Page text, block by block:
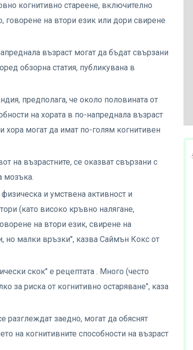
когнитивно стареене, включително
на втори език или дори свирене
възраст могат да бъдат свързани
обзорна статия, публикувана в
предполага, че около половината от
на хората в по-напреднала възраст
хора могат да имат по-голям когнитивен
на възрастните, се оказват свързани с
мозъка.
и умствена активност и
(като високо кръвно налягане,
на втори език, свирене на
но малки връзки", казва Саймън Кокс от
скок" е рецептата . Много (често
за риска от когнитивно остаряване", каза
разглеждат заедно, могат да обяснят
на когнитивните способности на възраст